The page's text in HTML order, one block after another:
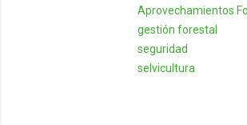
Aprovechamientos
gestión forestal
seguridad
selvicultura